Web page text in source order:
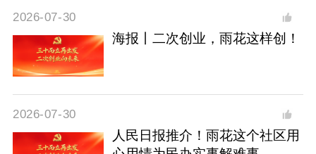
2026-07-30
海报丨二次创业，雨花这样创！
2026-07-30
人民日报推介！雨花这个社区用